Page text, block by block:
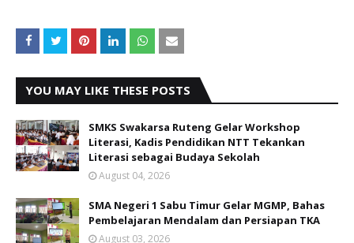
YOU MAY LIKE THESE POSTS
SMKS Swakarsa Ruteng Gelar Workshop
Literasi, Kadis Pendidikan NTT Tekankan
Literasi sebagai Budaya Sekolah
August 04, 2026
SMA Negeri 1 Sabu Timur Gelar MGMP, Bahas
Pembelajaran Mendalam dan Persiapan TKA
August 03, 2026